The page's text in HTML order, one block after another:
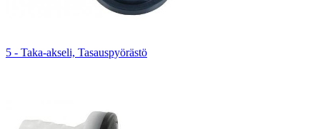
5 - Taka-akseli, Tasauspyörästö